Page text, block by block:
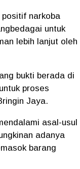
positif narkoba
untuk
lebih lanjut oleh
bukti berada di
proses
Jaya.
asal-usul
adanya
barang